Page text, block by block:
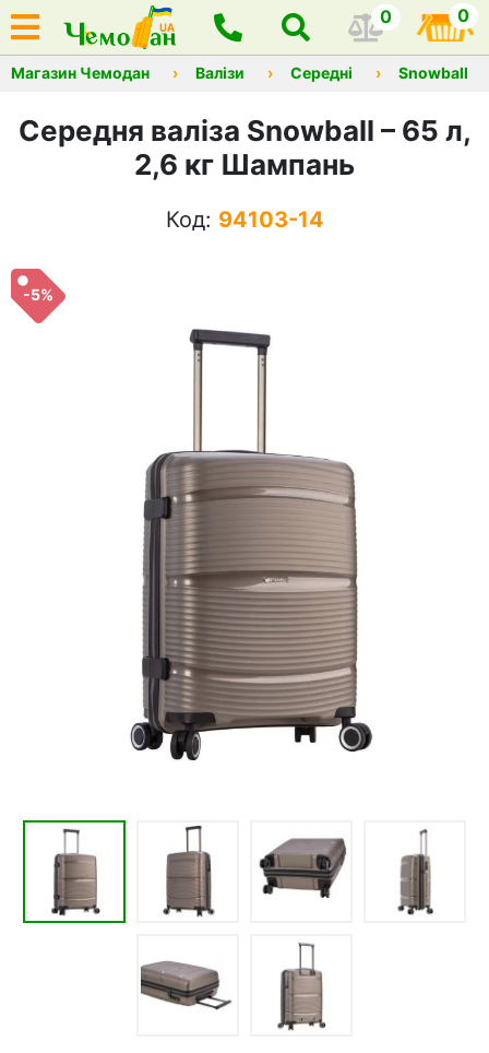
0 0
Магазин Чемодан Валізи Середні Snowball
Середня валіза Snowball – 65 л,
2,6 кг Шампань
Код: 94103-14
-5%